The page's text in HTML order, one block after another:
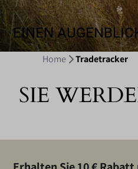
EINEN
Home Tradetracker
SIE